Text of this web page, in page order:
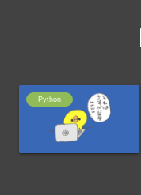
Python